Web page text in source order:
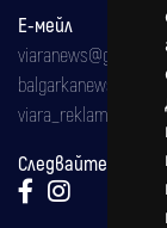
Е-мейл
Следвайте ни: